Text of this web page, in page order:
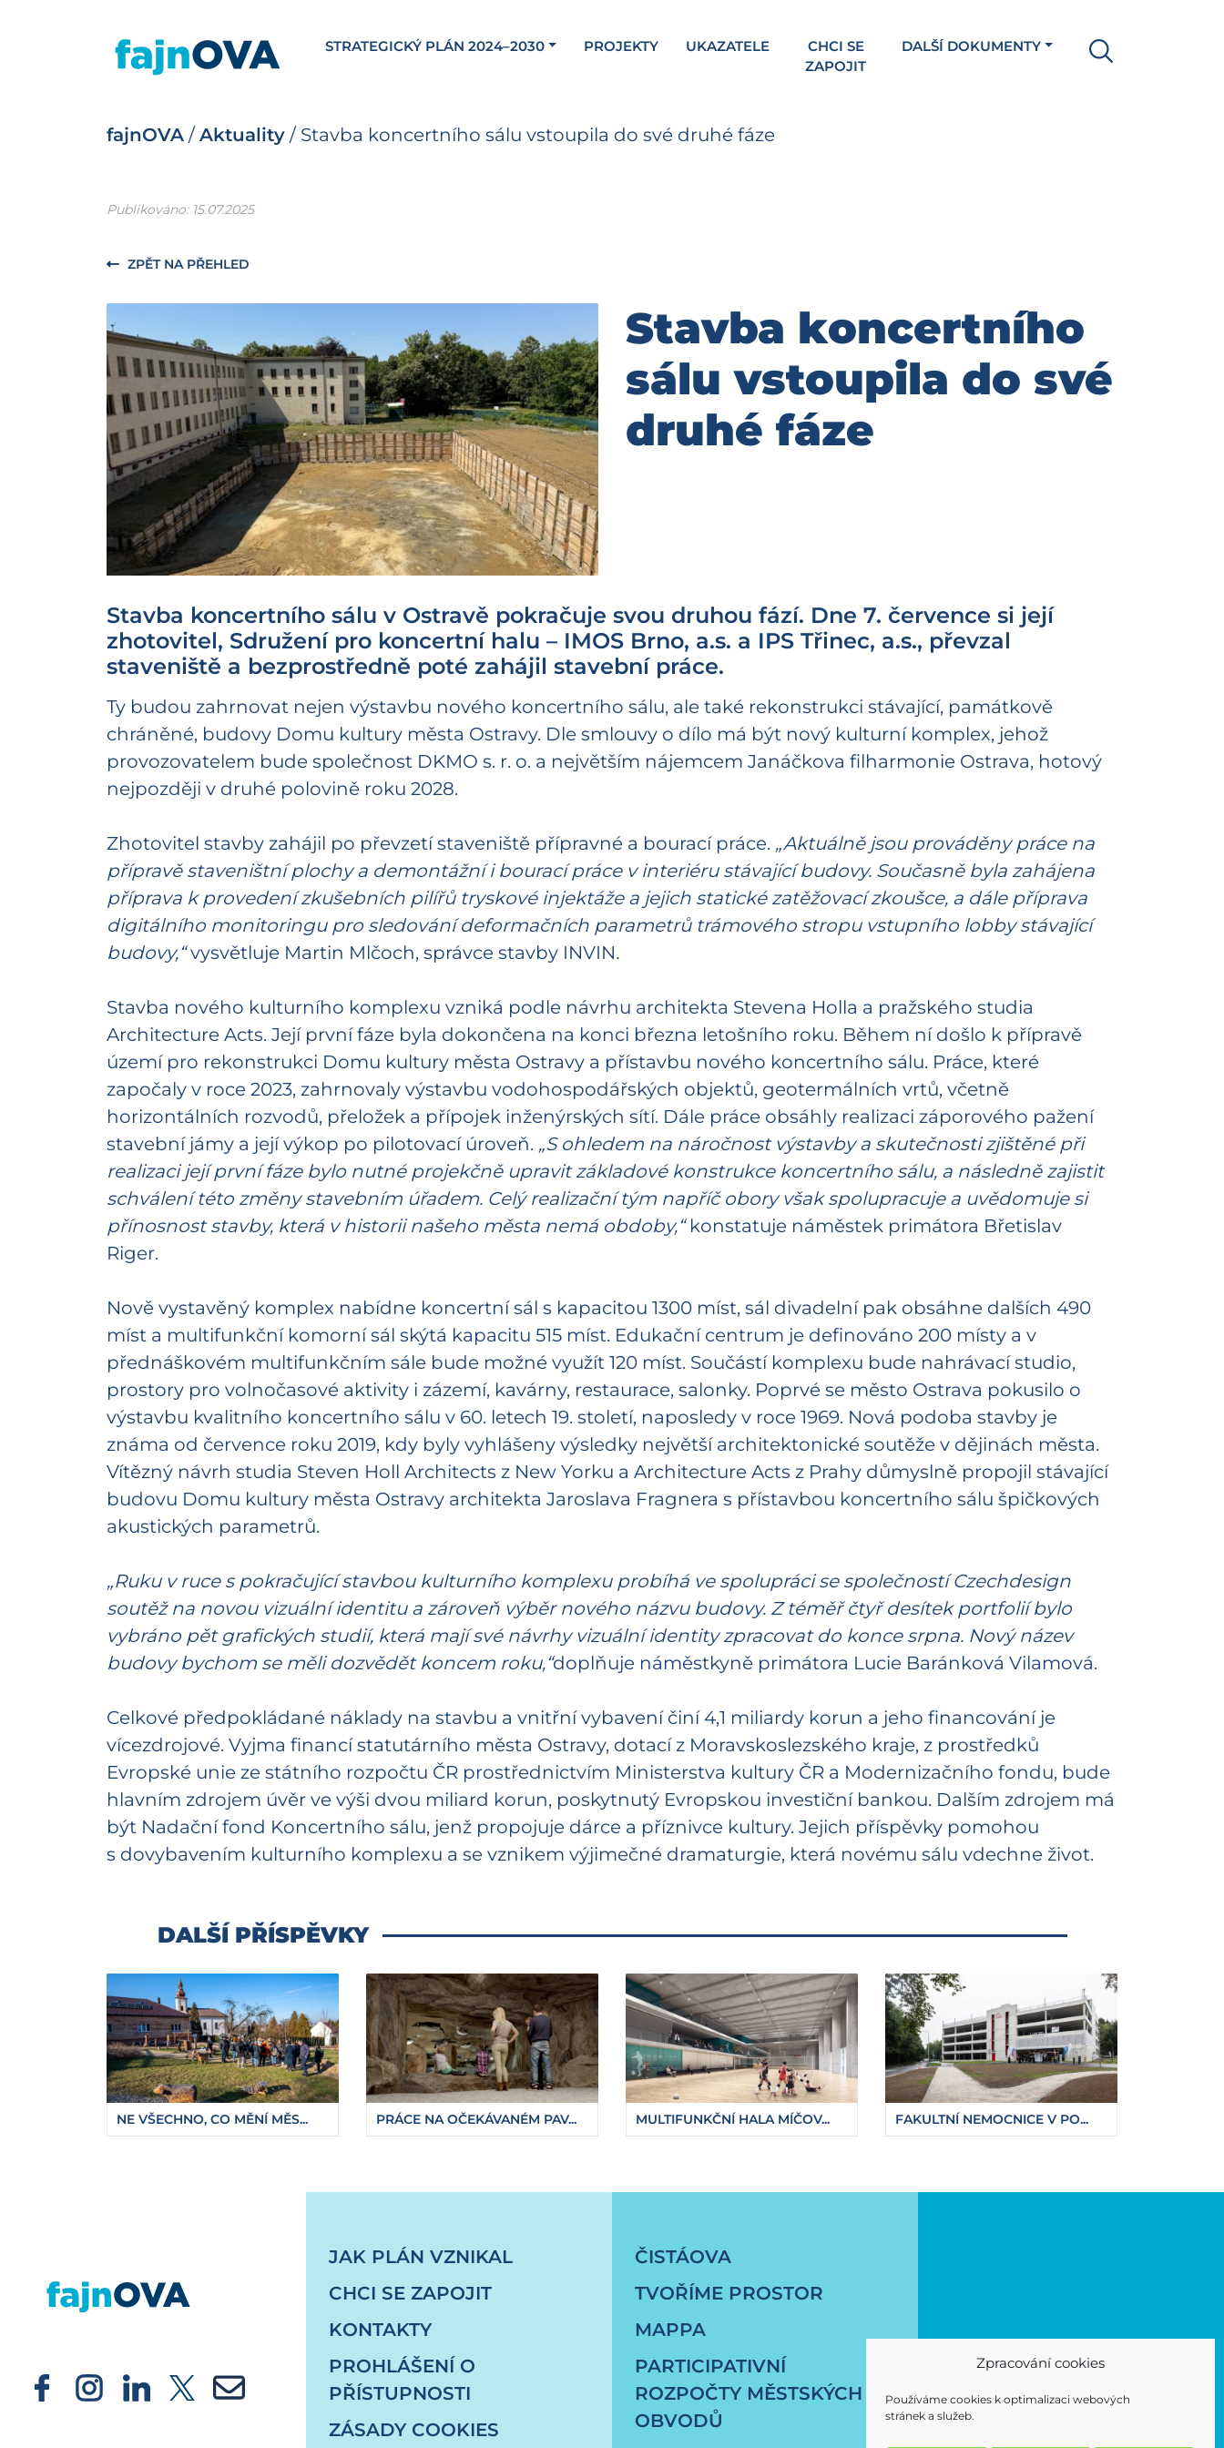
Zpracování cookies
Používáme cookies k optimalizaci webových
stránek a služeb.
STRATEGICKÝ PLÁN 2024–2030 PROJEKTY UKAZATELE
CHCI SE
ZAPOJIT
DALŠÍ DOKUMENTY
fajnOVA / Aktuality / Stavba koncertního sálu vstoupila do své druhé fáze
Publikováno: 15.07.2025
ZPĚT NA PŘEHLED
Stavba koncertního
sálu vstoupila do své
druhé fáze
Stavba koncertního sálu v Ostravě pokračuje svou druhou fází. Dne 7. července si její
zhotovitel, Sdružení pro koncertní halu – IMOS Brno, a.s. a IPS Třinec, a.s., převzal
staveniště a bezprostředně poté zahájil stavební práce.
Ty budou zahrnovat nejen výstavbu nového koncertního sálu, ale také rekonstrukci stávající, památkově
chráněné, budovy Domu kultury města Ostravy. Dle smlouvy o dílo má být nový kulturní komplex, jehož
provozovatelem bude společnost DKMO s. r. o. a největším nájemcem Janáčkova filharmonie Ostrava, hotový
nejpozději v druhé polovině roku 2028.
Zhotovitel stavby zahájil po převzetí staveniště přípravné a bourací práce. „Aktuálně jsou prováděny práce na
přípravě staveništní plochy a demontážní i bourací práce v interiéru stávající budovy. Současně byla zahájena
příprava k provedení zkušebních pilířů tryskové injektáže a jejich statické zatěžovací zkoušce, a dále příprava
digitálního monitoringu pro sledování deformačních parametrů trámového stropu vstupního lobby stávající
budovy,“vysvětluje Martin Mlčoch, správce stavby INVIN.
Stavba nového kulturního komplexu vzniká podle návrhu architekta Stevena Holla a pražského studia
Architecture Acts. Její první fáze byla dokončena na konci března letošního roku. Během ní došlo k přípravě
území pro rekonstrukci Domu kultury města Ostravy a přístavbu nového koncertního sálu. Práce, které
započaly v roce 2023, zahrnovaly výstavbu vodohospodářských objektů, geotermálních vrtů, včetně
horizontálních rozvodů, přeložek a přípojek inženýrských sítí. Dále práce obsáhly realizaci záporového pažení
stavební jámy a její výkop po pilotovací úroveň. „S ohledem na náročnost výstavby a skutečnosti zjištěné při
realizaci její první fáze bylo nutné projekčně upravit základové konstrukce koncertního sálu, a následně zajistit
schválení této změny stavebním úřadem. Celý realizační tým napříč obory však spolupracuje a uvědomuje si
přínosnost stavby, která v historii našeho města nemá obdoby,“ konstatuje náměstek primátora Břetislav
Riger.
Nově vystavěný komplex nabídne koncertní sál s kapacitou 1300 míst, sál divadelní pak obsáhne dalších 490
míst a multifunkční komorní sál skýtá kapacitu 515 míst. Edukační centrum je definováno 200 místy a v
přednáškovém multifunkčním sále bude možné využít 120 míst. Součástí komplexu bude nahrávací studio,
prostory pro volnočasové aktivity i zázemí, kavárny, restaurace, salonky. Poprvé se město Ostrava pokusilo o
výstavbu kvalitního koncertního sálu v 60. letech 19. století, naposledy v roce 1969. Nová podoba stavby je
známa od července roku 2019, kdy byly vyhlášeny výsledky největší architektonické soutěže v dějinách města.
Vítězný návrh studia Steven Holl Architects z New Yorku a Architecture Acts z Prahy důmyslně propojil stávající
budovu Domu kultury města Ostravy architekta Jaroslava Fragnera s přístavbou koncertního sálu špičkových
akustických parametrů.
„Ruku v ruce s pokračující stavbou kulturního komplexu probíhá ve spolupráci se společností Czechdesign
soutěž na novou vizuální identitu a zároveň výběr nového názvu budovy. Z téměř čtyř desítek portfolií bylo
vybráno pět grafických studií, která mají své návrhy vizuální identity zpracovat do konce srpna. Nový název
budovy bychom se měli dozvědět koncem roku,“doplňuje náměstkyně primátora Lucie Baránková Vilamová.
Celkové předpokládané náklady na stavbu a vnitřní vybavení činí 4,1 miliardy korun a jeho financování je
vícezdrojové. Vyjma financí statutárního města Ostravy, dotací z Moravskoslezského kraje, z prostředků
Evropské unie ze státního rozpočtu ČR prostřednictvím Ministerstva kultury ČR a Modernizačního fondu, bude
hlavním zdrojem úvěr ve výši dvou miliard korun, poskytnutý Evropskou investiční bankou. Dalším zdrojem má
být Nadační fond Koncertního sálu, jenž propojuje dárce a příznivce kultury. Jejich příspěvky pomohou
s dovybavením kulturního komplexu a se vznikem výjimečné dramaturgie, která novému sálu vdechne život.
DALŠÍ PŘÍSPĚVKY
NE VŠECHNO, CO MĚNÍ MĚS... PRÁCE NA OČEKÁVANÉM PAV... MULTIFUNKČNÍ HALA MÍČOV... FAKULTNÍ NEMOCNICE V PO...
JAK PLÁN VZNIKAL
CHCI SE ZAPOJIT
KONTAKTY
PROHLÁŠENÍ O
PŘÍSTUPNOSTI
ZÁSADY COOKIES
ČISTÁOVA
TVOŘÍME PROSTOR
MAPPA
PARTICIPATIVNÍ
ROZPOČTY MĚSTSKÝCH
OBVODŮ